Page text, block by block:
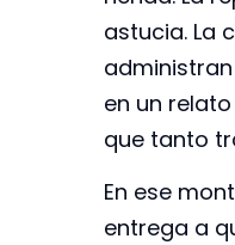
astucia. La
en un
que tanto
En ese
entrega a